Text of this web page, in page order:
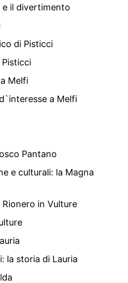
e il divertimento
di Pisticci
Melfi
a Melfi
Pantano
e culturali: la Magna
in Vulture
la storia di Lauria